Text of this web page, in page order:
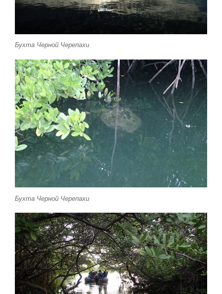
Бухта Черной Черепахи
Бухта Черной Черепахи